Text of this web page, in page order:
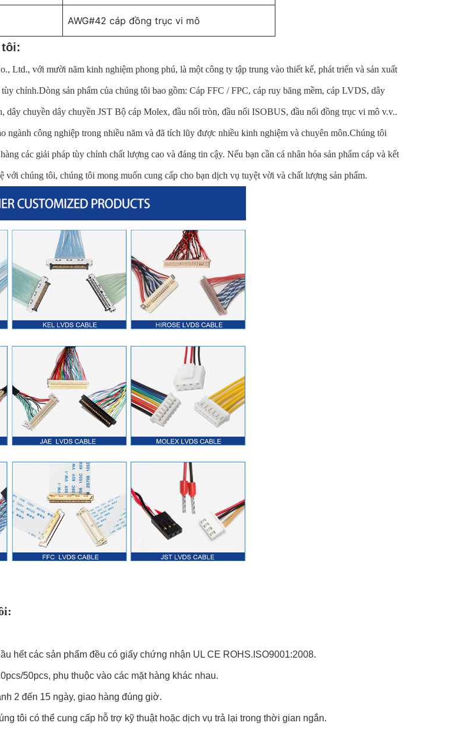
AWG#42 cáp đồng trục vi mô
tôi:
Ltd., với mười năm kinh nghiệm phong phú, là một công ty tập trung vào thiết kế, phát triển và sản xuất
tùy chỉnh.Dòng sản phẩm của chúng tôi bao gồm: Cáp FFC / FPC, cáp ruy băng mềm, cáp LVDS, dây
dây chuyền dây chuyền JST Bộ cáp Molex, đầu nối tròn, đầu nối ISOBUS, đầu nối đồng trục vi mô v.v..
ngành công nghiệp trong nhiều năm và đã tích lũy được nhiều kinh nghiệm và chuyên môn.Chúng tôi
các giải pháp tùy chỉnh chất lượng cao và đáng tin cậy. Nếu bạn cần cá nhân hóa sản phẩm cáp và kết
với chúng tôi, chúng tôi mong muốn cung cấp cho bạn dịch vụ tuyệt vời và chất lượng sản phẩm.
hết các sản phẩm đều có giấy chứng nhận UL CE ROHS.ISO9001:2008.
50pcs, phụ thuộc vào các mặt hàng khác nhau.
2 đến 15 ngày, giao hàng đúng giờ.
tôi có thể cung cấp hỗ trợ kỹ thuật hoặc dịch vụ trả lại trong thời gian ngắn.